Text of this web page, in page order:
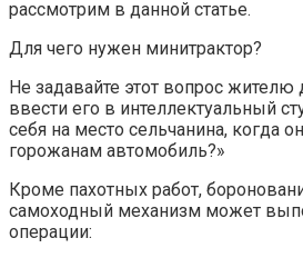
рассмотрим в данной статье.
Для чего нужен минитрактор?
Не задавайте этот вопрос жителю
ввести его в интеллектуальный
себя на место сельчанина, когда
горожанам автомобиль?»
Кроме пахотных работ,
самоходный механизм может
операции: